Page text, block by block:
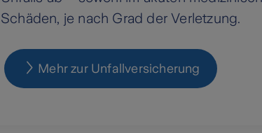
Schäden, je nach Grad der Verletzung.
Mehr zur Unfallversicherung